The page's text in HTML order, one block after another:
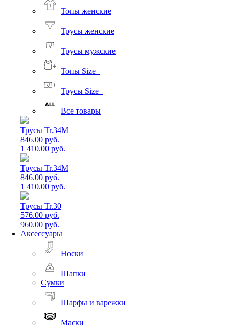
Топы женские
Трусы женские
Трусы мужские
Топы Size+
Трусы Size+
Все товары
Трусы Tr.34M
846.00 руб.
1 410.00 руб.
Трусы Tr.34M
846.00 руб.
1 410.00 руб.
Трусы Tr.30
576.00 руб.
960.00 руб.
Аксессуары
Носки
Шапки
Сумки
Шарфы и варежки
Маски